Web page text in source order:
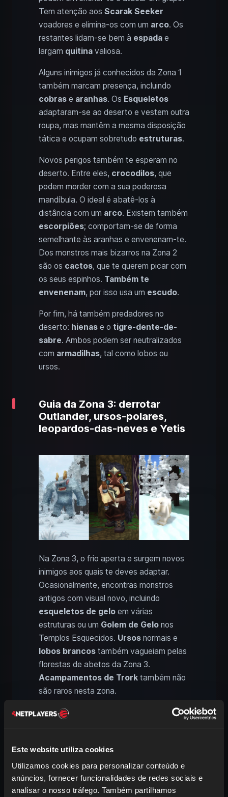
Este website utiliza cookies
Utilizamos cookies para personalizar conteúdo e
anúncios, fornecer funcionalidades de redes sociais e
analisar o nosso tráfego. Também partilhamos
Tem atenção aos Scarak Seeker
voadores e elimina-os com um arco. Os
restantes lidam-se bem à espada e
largam quitina valiosa.
Alguns inimigos já conhecidos da Zona 1
também marcam presença, incluindo
cobras e aranhas. Os Esqueletos
adaptaram-se ao deserto e vestem outra
roupa, mas mantêm a mesma disposição
tática e ocupam sobretudo estruturas.
Novos perigos também te esperam no
deserto. Entre eles, crocodilos, que
podem morder com a sua poderosa
mandíbula. O ideal é abatê-los à
distância com um arco. Existem também
escorpiões; comportam-se de forma
semelhante às aranhas e envenenam-te.
Dos monstros mais bizarros na Zona 2
são os cactos, que te querem picar com
os seus espinhos. Também te
envenenam, por isso usa um escudo.
Por fim, há também predadores no
deserto: hienas e o tigre-dente-de-
sabre. Ambos podem ser neutralizados
com armadilhas, tal como lobos ou
ursos.
Guia da Zona 3: derrotar
Outlander, ursos-polares,
leopardos-das-neves e Yetis
Na Zona 3, o frio aperta e surgem novos
inimigos aos quais te deves adaptar.
Ocasionalmente, encontras monstros
antigos com visual novo, incluindo
esqueletos de gelo em várias
estruturas ou um Golem de Gelo nos
Templos Esquecidos. Ursos normais e
lobos brancos também vagueiam pelas
florestas de abetos da Zona 3.
Acampamentos de Trork também não
são raros nesta zona.
Mas os habitantes mais comuns das
por todo o lado. Trata-se de um povo
guerreiro forte, com combatentes
variados, desdeguerreiros de cobalto
atémagos. São significativamente mais